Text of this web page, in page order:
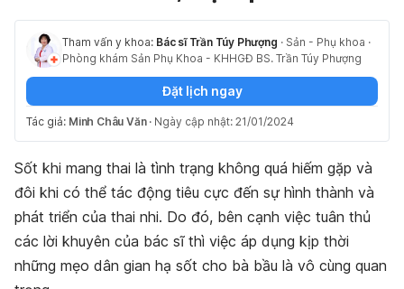
Tham vấn y khoa: Bác sĩ Trần Túy Phượng · Sản - Phụ khoa ·
Phòng khám Sản Phụ Khoa - KHHGĐ BS. Trần Túy Phượng
Đặt lịch ngay
Tác giả: Minh Châu Văn · Ngày cập nhật: 21/01/2024
Sốt khi mang thai là tình trạng không quá hiếm gặp và
đôi khi có thể tác động tiêu cực đến sự hình thành và
phát triển của thai nhi. Do đó, bên cạnh việc tuân thủ
các lời khuyên của bác sĩ thì việc áp dụng kịp thời
những mẹo dân gian hạ sốt cho bà bầu là vô cùng quan